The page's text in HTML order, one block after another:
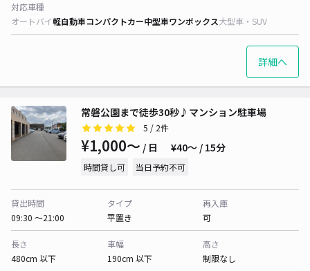
対応車種
オートバイ軽自動車コンパクトカー中型車ワンボックス大型車・SUV
詳細へ
常磐公園まで徒歩30秒♪マンション駐車場
5 / 2件
¥1,000〜 / 日 ¥40〜 / 15分
時間貸し可 当日予約不可
貸出時間
09:30 〜21:00
タイプ
平置き
再入庫
可
長さ
480cm 以下
車幅
190cm 以下
高さ
制限なし